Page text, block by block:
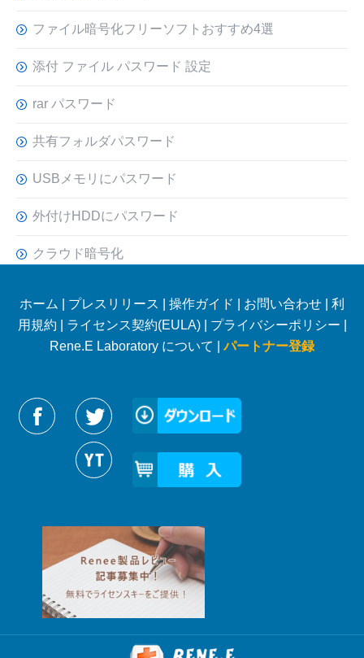
ファイル暗号化フリーソフトおすすめ4選
添付 ファイル パスワード 設定
rar パスワード
共有フォルダパスワード
USBメモリにパスワード
外付けHDDにパスワード
クラウド暗号化
ホーム プレスリリース 操作ガイド お問い合わせ
利
用規約
ライセンス契約(EULA)| プライバシーポリシー
Rene.E Laboratory について |パートナー登録
Reneelabをフォローする